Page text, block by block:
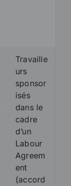
Travaille
urs
sponsor
isés
dans le
cadre
d’un
Labour
Agreem
ent
(accord